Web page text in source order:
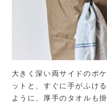
大きく深い両サイドのポケ
ットと、すぐに手がふける
ように、厚手のタオルも掛